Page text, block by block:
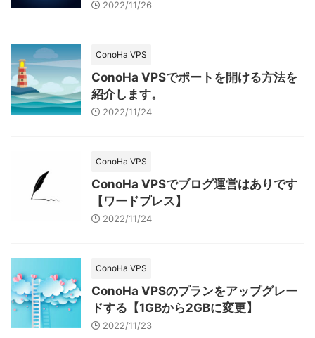
2022/11/26
ConoHa VPS
ConoHa VPSでポートを開ける方法を
紹介します。
2022/11/24
ConoHa VPS
ConoHa VPSでブログ運営はありです
【ワードプレス】
2022/11/24
ConoHa VPS
ConoHa VPSのプランをアップグレー
ドする【1GBから2GBに変更】
2022/11/23